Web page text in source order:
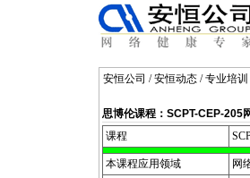
安恒公司 /安恒动态 /专业培训
思博伦课程：SCPT-CEP-205
课程
本课程应用领域 网